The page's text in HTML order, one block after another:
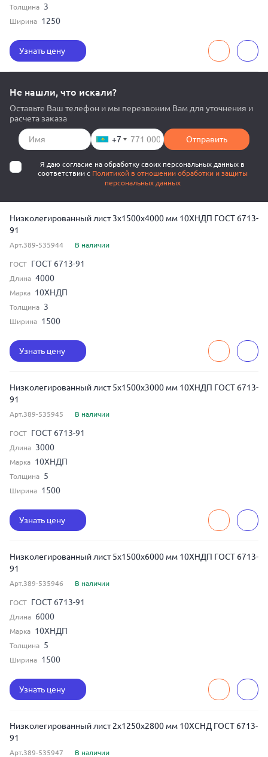
Толщина 3
Ширина 1250
Узнать цену
Не нашли, что искали?
Оставьте Ваш телефон и мы перезвоним Вам для уточнения и
расчета заказа
+7 Отправить
Я даю согласие на обработку своих персональных данных в
соответствии с Политикой в отношении обработки и защиты
персональных данных
Низколегированный лист 3x1500x4000 мм 10ХНДП ГОСТ 6713-
91
Арт.389-535944 В наличии
ГОСТ ГОСТ 6713-91
Длина 4000
Марка 10ХНДП
Толщина 3
Ширина 1500
Узнать цену
Низколегированный лист 5x1500x3000 мм 10ХНДП ГОСТ 6713-
91
Арт.389-535945 В наличии
ГОСТ ГОСТ 6713-91
Длина 3000
Марка 10ХНДП
Толщина 5
Ширина 1500
Узнать цену
Низколегированный лист 5x1500x6000 мм 10ХНДП ГОСТ 6713-
91
Арт.389-535946 В наличии
ГОСТ ГОСТ 6713-91
Длина 6000
Марка 10ХНДП
Толщина 5
Ширина 1500
Узнать цену
Низколегированный лист 2x1250x2800 мм 10ХСНД ГОСТ 6713-
91
Арт.389-535947 В наличии